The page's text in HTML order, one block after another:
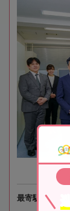
最寄駅